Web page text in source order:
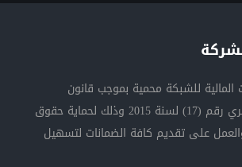
المالية للشبكة محمية بموجب قانون
الاستثمار المصري رقم (17) لسنة 2015 وذلك لحماية حقوق
على تقديم كافة الضمانات لتسهيل